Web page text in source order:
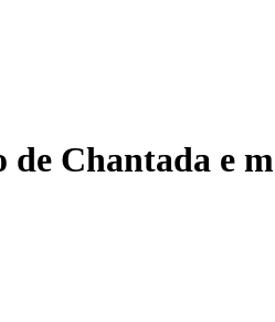
Chantada e